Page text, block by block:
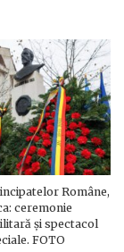
Române,
ceremonie
și spectacol
FOTO